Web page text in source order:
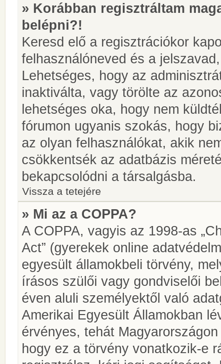
» Korábban regisztráltam
belépni?!
Keresd elő a regisztrációkor
felhasználóneved és a
Lehetséges, hogy az
inaktiválta, vagy törölte az
lehetséges oka, hogy nem
fórumon ugyanis szokás, hogy
az olyan felhasználókat, akik
csökkentsék az adatbázis
bekapcsolódni a társalgásba.
Vissza a tetejére
» Mi az a COPPA?
A COPPA, vagyis az 1998-as
Act” (gyerekek online
egyesült államokbeli törvény,
írásos szülői vagy gondviselői
éven aluli személyektől való
Amerikai Egyesült Államokban
érvényes, tehát
hogy ez a törvény vonatkozik-e